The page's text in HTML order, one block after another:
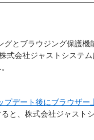
グとブラウジング保護
式会社ジャストシステ
プデート後にブラウザ
ると、株式会社ジャス